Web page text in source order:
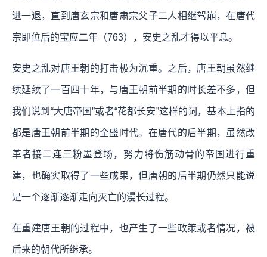
进一退，直到唐玄宗和唐肃宗父子二人相继驾崩，在唐代
宗即位后的宝应二年（763），安史之乱才得以平息。
安史之乱对唐王朝的打击极为沉重。之后，唐王朝虽然继
续延续了一百四十年，与唐王朝前半期的时长差不多，但
我们说到“大唐帝国”或者“花都长安”这样的词，基本上指的
都是唐王朝前半期的全盛时代。在唐代的后半期，虽然改
革者接二连三粉墨登场，努力将伤筋动骨的帝国进行重
建，也确实取得了一些成果，但唐朝的后半期仍然只能说
是一个逐渐逐渐走向灭亡的漫长过程。
在重建唐王朝的过程中，也产生了一些政策或者情况，被
后来的朝代所继承。